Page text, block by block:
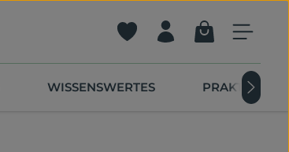
Du hast 0 Produkte auf dem
Warenkorb
WISSENSWERTES PRAKTISCHE